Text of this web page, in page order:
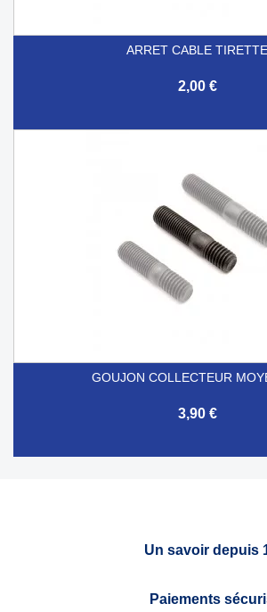
ARRET CABLE TIRETTE
2,00 €
GOUJON COLLECTEUR
3,90 €
Un savoir depuis
Paiements